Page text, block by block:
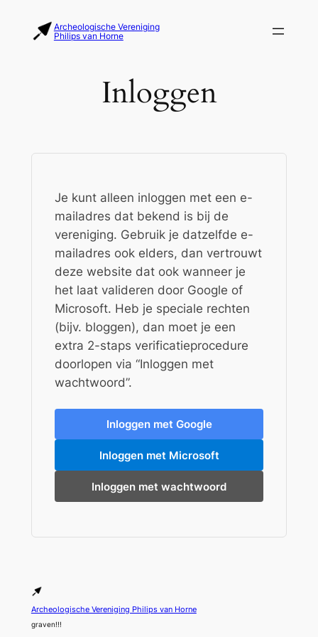
Archeologische Vereniging
Philips van Horne
Inloggen
Je kunt alleen inloggen met een e-
mailadres dat bekend is bij de
vereniging. Gebruik je datzelfde e-
mailadres ook elders, dan vertrouwt
deze website dat ook wanneer je
het laat valideren door Google of
Microsoft. Heb je speciale rechten
(bijv. bloggen), dan moet je een
extra 2-staps verificatieprocedure
doorlopen via “Inloggen met
wachtwoord”.
Inloggen met Google
Inloggen met Microsoft
Inloggen met wachtwoord
Archeologische Vereniging Philips van Horne
graven!!!